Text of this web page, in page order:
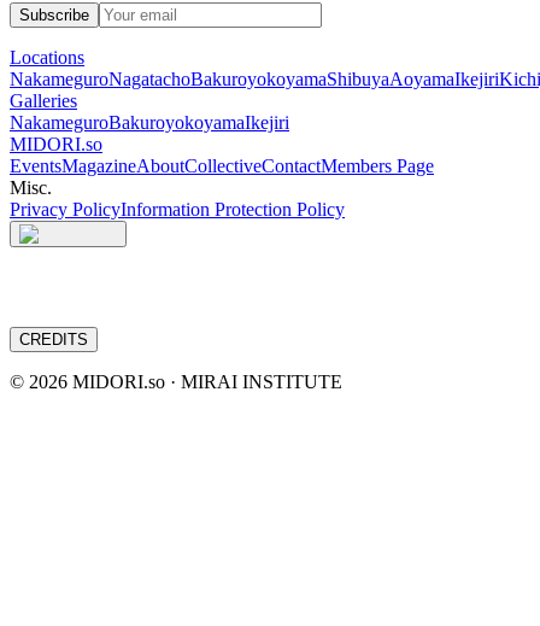
Subscribe
Locations
NakameguroNagatachoBakuroyokoyamaShibuyaAoyamaIkejiri
Galleries
NakameguroBakuroyokoyamaIkejiri
MIDORI.so
EventsMagazineAboutCollectiveContactMembers Page
Misc.
Privacy PolicyInformation Protection Policy
CREDITS
© 2026 MIDORI.so · MIRAI INSTITUTE